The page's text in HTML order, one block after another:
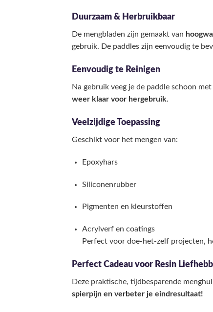
Duurzaam & Herbruikbaar
De mengbladen zijn gemaakt van
gebruik. De paddles zijn eenvoudig te
Eenvoudig te Reinigen
Na gebruik veeg je de paddle schoon
weer klaar voor hergebruik.
Veelzijdige Toepassing
Geschikt voor het mengen van:
Epoxyhars
Siliconenrubber
Pigmenten en kleurstoffen
Acrylverf en coatings
Perfect voor doe-het-zelf projecten,
Perfect Cadeau voor Resin
Deze praktische, tijdbesparende
spierpijn en verbeter je eindresultaat!